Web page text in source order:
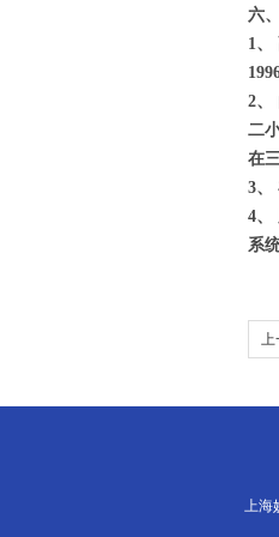
六、
1、
2、
二
在
3、
4、
系
上
上海